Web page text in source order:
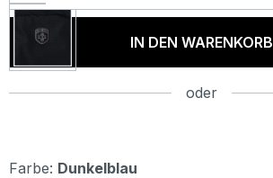
IN DEN WARENKORB
oder
Farbe: Dunkelblau